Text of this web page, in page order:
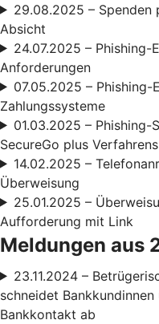
29.08.2025 –
Absicht
24.07.2025 –
Anforderungen
07.05.2025 –
Zahlungssysteme
01.03.2025 – Phishing-
SecureGo plus Verfahrens
14.02.2025 –
Überweisung
25.01.2025 –
Aufforderung mit Link
Meldungen aus
23.11.2024 –
schneidet
Bankkontakt ab